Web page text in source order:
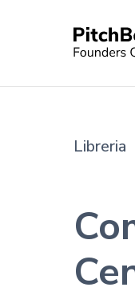
Libreria